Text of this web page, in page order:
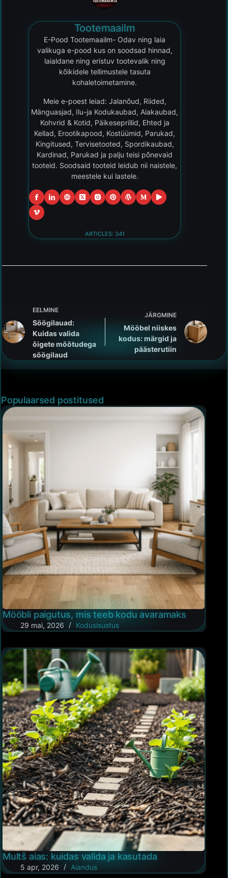
Tootemaailm
E-Pood Tootemaailm- Odav ning laia
valikuga e-pood kus on soodsad hinnad,
laialdane ning eristuv tootevalik ning
kõikidele tellimustele tasuta
kohaletoimetamine.
Meie e-poest leiad: Jalanõud, Riided,
Mänguasjad, Ilu-ja Kodukaubad, Aiakaubad,
Kohvrid & Kotid, Päikeseprillid, Ehted ja
Kellad, Erootikapood, Kostüümid, Parukad,
Kingitused, Tervisetooted, Spordikaubad,
Kardinad, Parukad ja palju teisi põnevaid
tooteid. Soodsaid tooteid leidub nii naistele,
meestele kui lastele.
ARTICLES: 341
EELMINE
Söögilauad:
Kuidas valida
õigete mõõtudega
söögilaud
JÄRGMINE
Mööbel niiskes
kodus: märgid ja
päästerutiin
Populaarsed postitused
Mööbli paigutus, mis teeb kodu avaramaks
29 mai, 2026 Kodusisustus
Multš aias: kuidas valida ja kasutada
5 apr, 2026 Aiandus